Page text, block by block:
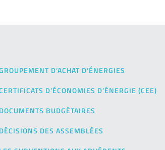
D’ACHAT D’ÉNERGIES
D’ÉCONOMIES D’ÉNERGIE (CEE)
DOCUMENTS BUDGÉTAIRES
DÉCISIONS DES ASSEMBLÉES